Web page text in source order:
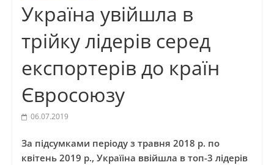
Україна увійшла в
трійку лідерів серед
експортерів до країн
Євросоюзу
06.07.2019
За підсумками періоду з травня 2018 р. по
квітень 2019 р., Україіна ввійшла в топ-3 лідерів